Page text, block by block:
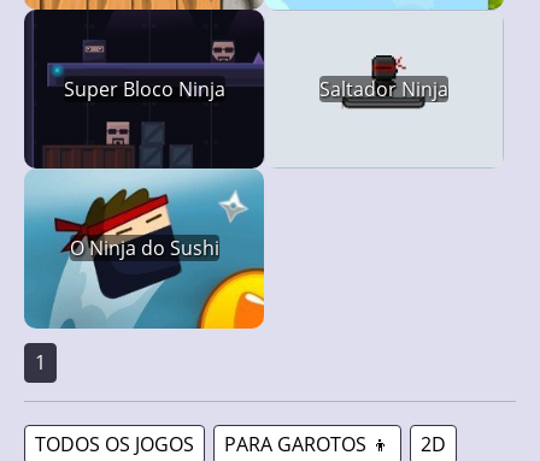
Super Bloco Ninja Saltador Ninja
O Ninja do Sushi
1
TODOS OS JOGOS PARA GAROTOS 👦 2D